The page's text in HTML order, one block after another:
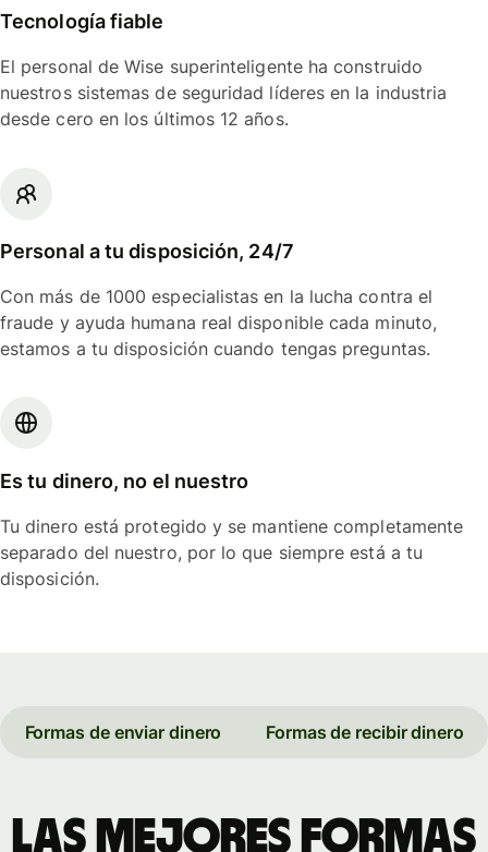
Tecnología fiable
El personal de Wise superinteligente ha construido
nuestros sistemas de seguridad líderes en la industria
desde cero en los últimos 12 años.
Personal a tu disposición, 24/7
Con más de 1000 especialistas en la lucha contra el
fraude y ayuda humana real disponible cada minuto,
estamos a tu disposición cuando tengas preguntas.
Es tu dinero, no el nuestro
Tu dinero está protegido y se mantiene completamente
separado del nuestro, por lo que siempre está a tu
disposición.
Formas de enviar dinero Formas de recibir dinero
Las mejores formas